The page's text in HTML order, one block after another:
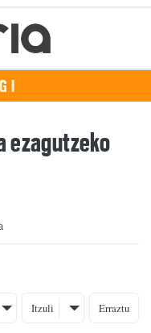
ezagutzeko
Itzuli Erraztu